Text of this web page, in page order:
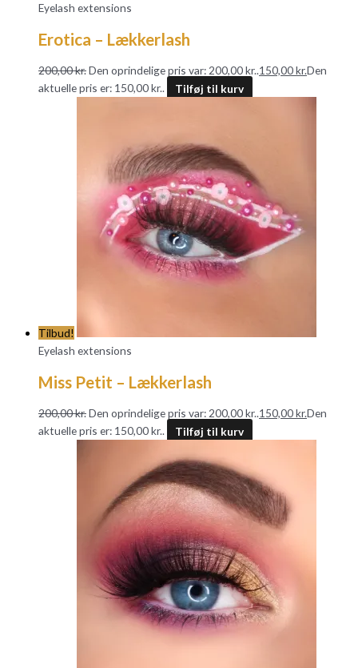
Eyelash extensions
Erotica – Lækkerlash
200,00kr.Den oprindelige pris var: 200,00 kr..150,00kr.Den
aktuelle pris er: 150,00 kr..
Tilføj til kurv
Tilbud!
Eyelash extensions
Miss Petit – Lækkerlash
200,00kr.Den oprindelige pris var: 200,00 kr..150,00kr.Den
aktuelle pris er: 150,00 kr..
Tilføj til kurv